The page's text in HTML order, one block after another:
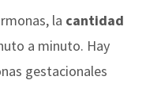
la cantidad
a minuto. Hay
gestacionales